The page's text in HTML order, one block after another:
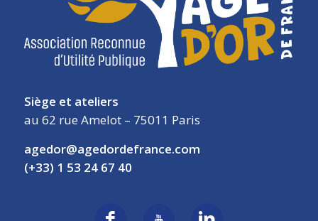
Siège et ateliers
au 62 rue Amelot – 75011 Paris
agedor@agedordefrance.com
(+33) 1 53 24 67 40